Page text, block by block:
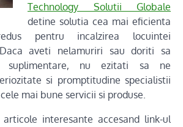
Technology Solutii Globale
detine solutia cea mai eficienta
pentru incalzirea locuintei
aveti nelamuriri sau doriti sa
suplimentare, nu ezitati sa ne
si promptitudine specialistii
mai bune servicii si produse.
interesante accesand link-ul